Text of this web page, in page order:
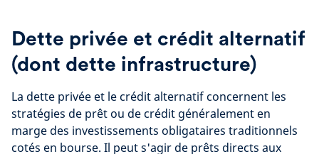
Dette privée et crédit alternatif
(dont dette infrastructure)
La dette privée et le crédit alternatif concernent les
stratégies de prêt ou de crédit généralement en
marge des investissements obligataires traditionnels
cotés en bourse. Il peut s'agir de prêts directs aux